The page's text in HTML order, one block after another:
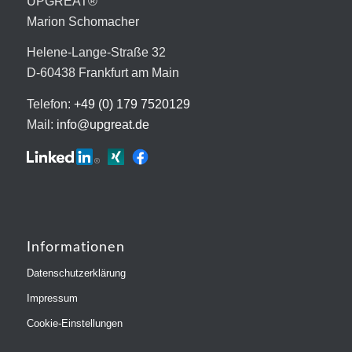
Marion Schomacher
Helene-Lange-Straße 32
D-60438 Frankfurt am Main
Telefon: +49 (0) 179 7520129
Mail: info@upgreat.de
Informationen
Datenschutzerklärung
Impressum
Cookie-Einstellungen